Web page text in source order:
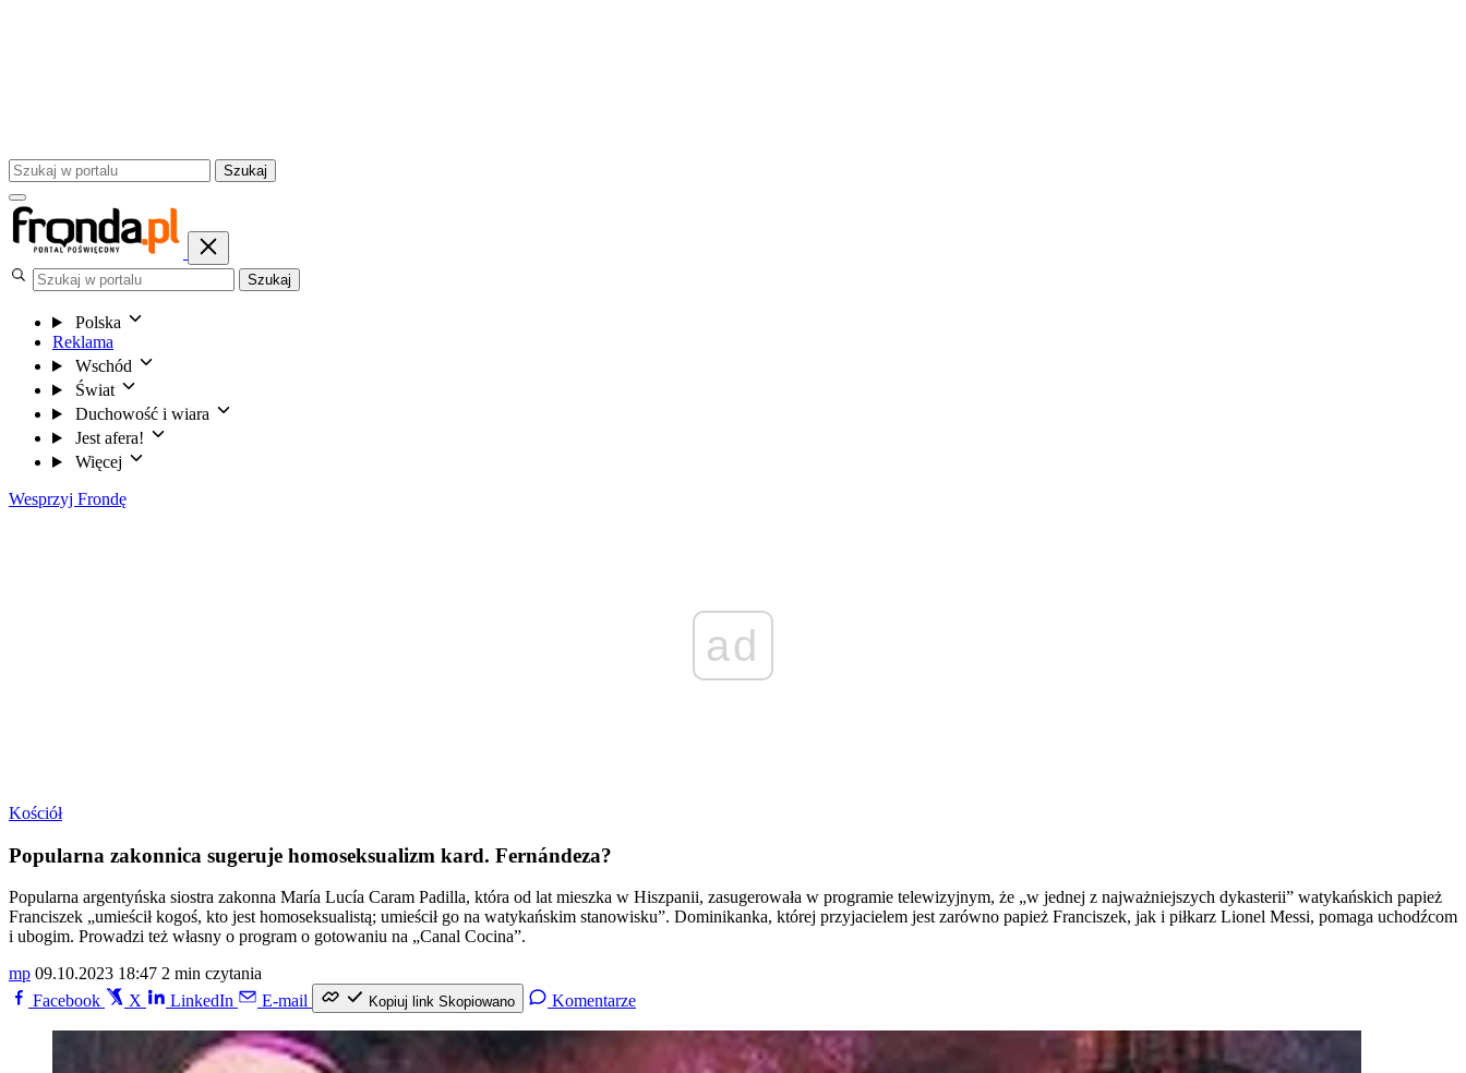
Szukaj
Szukaj
Polska
Reklama
Wschód
Świat
Duchowość i wiara
Jest afera!
Więcej
Wesprzyj Frondę
ad
Kościół
Popularna zakonnica sugeruje homoseksualizm kard. Fernándeza?
Popularna argentyńska siostra zakonna María Lucía Caram Padilla, która od lat mieszka w Hiszpanii, zasugerowała w programie telewizyjnym, że „w jednej z najważniejszych dykasterii” watykańskich papież
Franciszek „umieścił kogoś, kto jest homoseksualistą; umieścił go na watykańskim stanowisku”. Dominikanka, której przyjacielem jest zarówno papież Franciszek, jak i piłkarz Lionel Messi, pomaga uchodźcom
i ubogim. Prowadzi też własny o program o gotowaniu na „Canal Cocina”.
mp 09.10.2023 18:47 2 min czytania
Facebook
X LinkedIn E-mail Kopiuj link Skopiowano Komentarze